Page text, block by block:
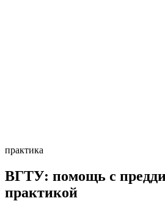
практика
ВГТУ: помощь с
практикой